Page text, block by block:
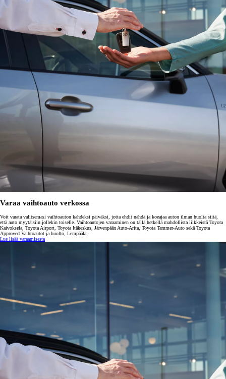
Varaa vaihtoauto verkossa
Voit varata valitsemasi vaihtoauton kahdeksi päiväksi, jotta ehdit nähdä ja koeajaa auton ilman huolta siitä,
että auto myytäisiin jollekin toiselle. Vaihtoautojen varaaminen on tällä hetkellä mahdollista liikkeistä Toyota
Kaivoksela, Toyota Airport, Toyota Itäkeskus, Järvenpään Auto-Arita, Toyota Tammer-Auto sekä Toyota
Approved Vaihtoautot ja huolto, Lempäälä.
Lue lisää varaamisesta